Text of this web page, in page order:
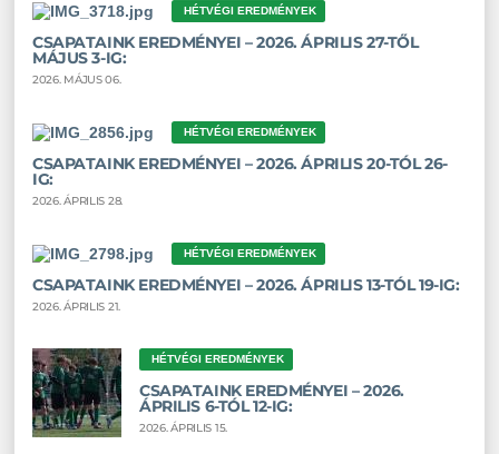
HÉTVÉGI EREDMÉNYEK
CSAPATAINK EREDMÉNYEI – 2026. ÁPRILIS 27-TŐL
MÁJUS 3-IG:
2026. MÁJUS 06.
HÉTVÉGI EREDMÉNYEK
CSAPATAINK EREDMÉNYEI – 2026. ÁPRILIS 20-TÓL 26-
IG:
2026. ÁPRILIS 28.
HÉTVÉGI EREDMÉNYEK
CSAPATAINK EREDMÉNYEI – 2026. ÁPRILIS 13-TÓL 19-IG:
2026. ÁPRILIS 21.
HÉTVÉGI EREDMÉNYEK
CSAPATAINK EREDMÉNYEI – 2026.
ÁPRILIS 6-TÓL 12-IG:
2026. ÁPRILIS 15.